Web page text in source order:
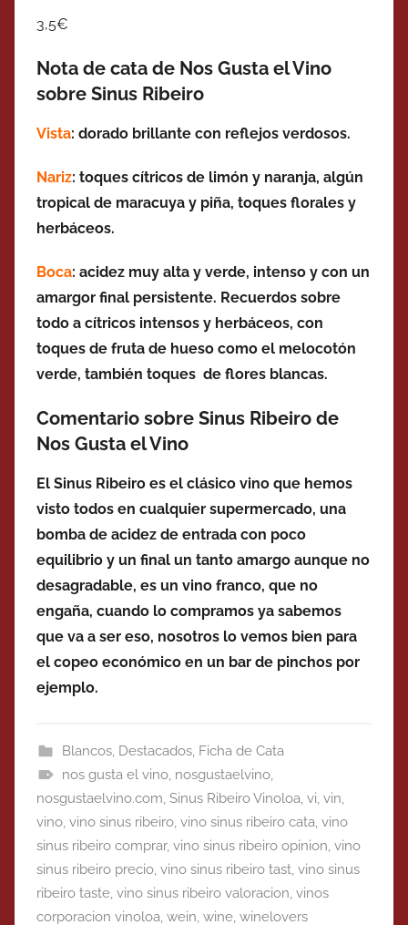
3,5€
Nota de cata de Nos Gusta el Vino
sobre Sinus Ribeiro
Vista: dorado brillante con reflejos verdosos.
Nariz: toques cítricos de limón y naranja, algún
tropical de maracuya y piña, toques florales y
herbáceos.
Boca: acidez muy alta y verde, intenso y con un
amargor final persistente. Recuerdos sobre
todo a cítricos intensos y herbáceos, con
toques de fruta de hueso como el melocotón
verde, también toques de flores blancas.
Comentario sobre Sinus Ribeiro de
Nos Gusta el Vino
El Sinus Ribeiro es el clásico vino que hemos
visto todos en cualquier supermercado, una
bomba de acidez de entrada con poco
equilibrio y un final un tanto amargo aunque no
desagradable, es un vino franco, que no
engaña, cuando lo compramos ya sabemos
que va a ser eso, nosotros lo vemos bien para
el copeo económico en un bar de pinchos por
ejemplo.
Blancos, Destacados, Ficha de Cata
nos gusta el vino, nosgustaelvino,
nosgustaelvino.com, Sinus Ribeiro Vinoloa, vi, vin,
vino, vino sinus ribeiro, vino sinus ribeiro cata, vino
sinus ribeiro comprar, vino sinus ribeiro opinion, vino
sinus ribeiro precio, vino sinus ribeiro tast, vino sinus
ribeiro taste, vino sinus ribeiro valoracion, vinos
corporacion vinoloa, wein, wine, winelovers